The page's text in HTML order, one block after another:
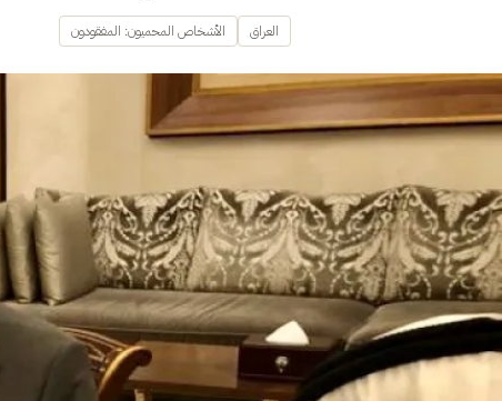
العراق الأشخاص المحميون: المفقودون